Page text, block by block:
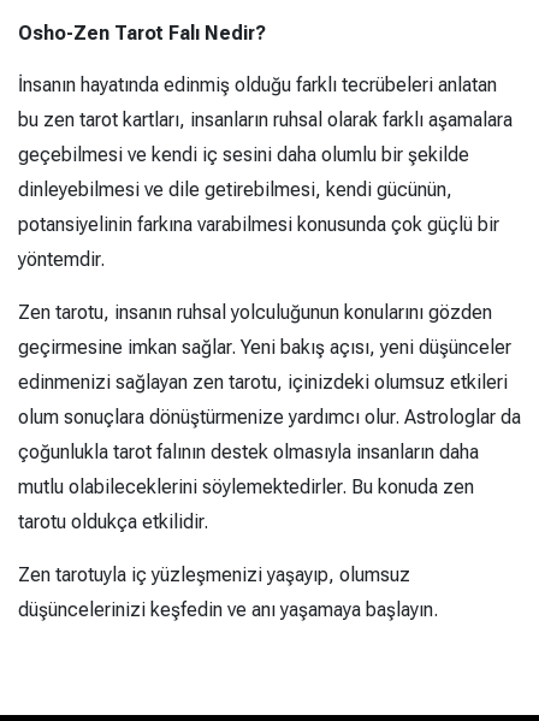
Osho-Zen Tarot Falı Nedir?
İnsanın hayatında edinmiş olduğu farklı tecrübeleri anlatan
bu zen tarot kartları, insanların ruhsal olarak farklı aşamalara
geçebilmesi ve kendi iç sesini daha olumlu bir şekilde
dinleyebilmesi ve dile getirebilmesi, kendi gücünün,
potansiyelinin farkına varabilmesi konusunda çok güçlü bir
yöntemdir.
Zen tarotu, insanın ruhsal yolculuğunun konularını gözden
geçirmesine imkan sağlar. Yeni bakış açısı, yeni düşünceler
edinmenizi sağlayan zen tarotu, içinizdeki olumsuz etkileri
olum sonuçlara dönüştürmenize yardımcı olur. Astrologlar da
çoğunlukla tarot falının destek olmasıyla insanların daha
mutlu olabileceklerini söylemektedirler. Bu konuda zen
tarotu oldukça etkilidir.
Zen tarotuyla iç yüzleşmenizi yaşayıp, olumsuz
düşüncelerinizi keşfedin ve anı yaşamaya başlayın.